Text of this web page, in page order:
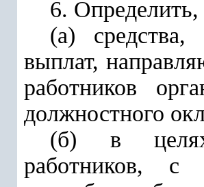
6. Определить,
(а) средства,
выплат,
работников
должностного
(б) в целях
работников, с